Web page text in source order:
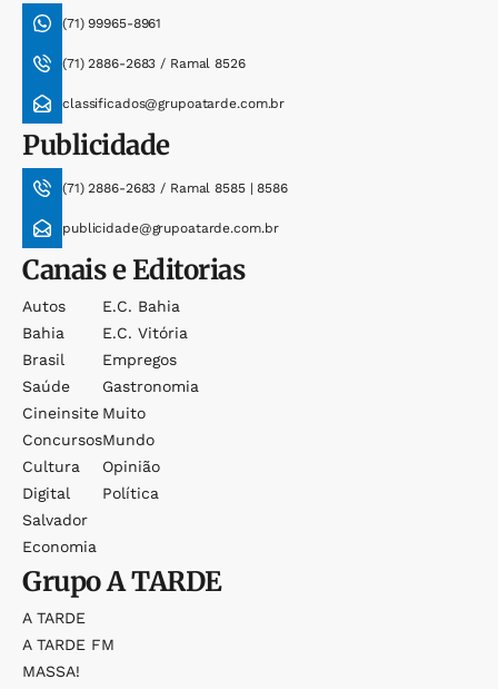
(71) 99965-8961
(71) 2886-2683 / Ramal 8526
classificados@grupoatarde.com.br
Publicidade
(71) 2886-2683 / Ramal 8585 | 8586
publicidade@grupoatarde.com.br
Canais e Editorias
Autos
Bahia
Brasil
Saúde
Cineinsite
Concursos
Cultura
Digital
Salvador
Economia
E.c. Bahia
E.c. Vitória
Empregos
Gastronomia
Muito
Mundo
Opinião
Política
GrupoA TARDE
A TARDE
A TARDE FM
MASSA!